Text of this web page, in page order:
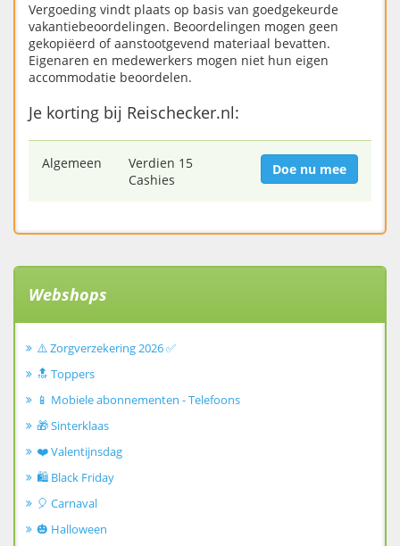
Vergoeding vindt plaats op basis van goedgekeurde
vakantiebeoordelingen. Beoordelingen mogen geen
gekopiëerd of aanstootgevend materiaal bevatten.
Eigenaren en medewerkers mogen niet hun eigen
accommodatie beoordelen.
Je korting bij Reischecker.nl:
Algemeen
Verdien 15
Cashies
Doe nu mee
Webshops
⚠️ Zorgverzekering 2026 ✅
🔝 Toppers
📱 Mobiele abonnementen - Telefoons
🎁 Sinterklaas
❤️ Valentijnsdag
🛍️ Black Friday
🎈 Carnaval
🎃 Halloween